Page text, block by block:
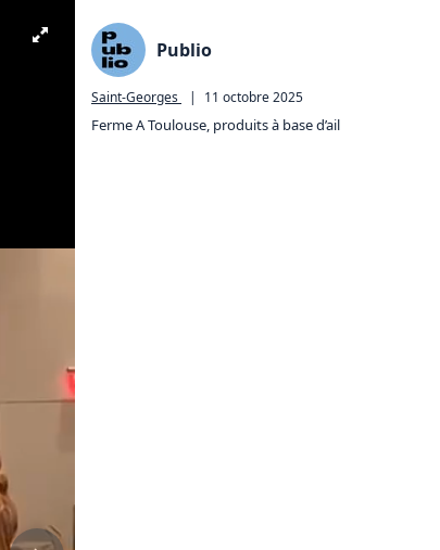
Publio
Saint-Georges | 11 octobre 2025
Ferme A Toulouse, produits à base d’ail